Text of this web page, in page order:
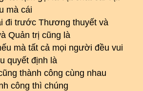
mà cái
đi trước Thương thuyết và
Quản trị cũng là
mà tất cả mọi người đều vui
quyết định là
thành công cùng nhau
công thì chúng